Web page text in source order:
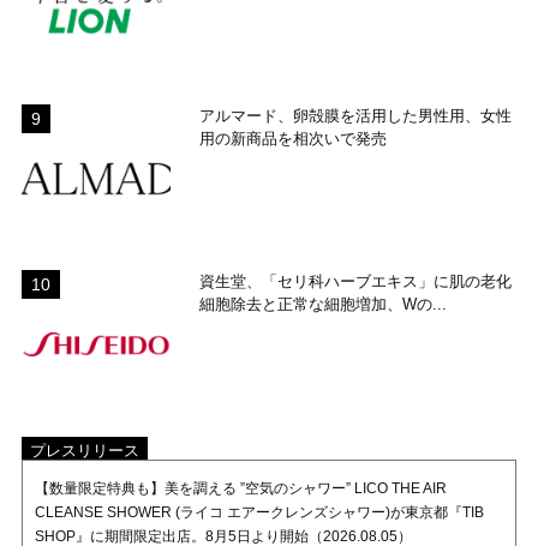
アルマード、卵殻膜を活用した男性用、女性
用の新商品を相次いで発売
資生堂、「セリ科ハーブエキス」に肌の老化
細胞除去と正常な細胞増加、Wの...
プレスリリース
【数量限定特典も】美を調える ”空気のシャワー” LICO THE AIR
CLEANSE SHOWER (ライコ エアークレンズシャワー)が東京都『TIB
SHOP』に期間限定出店。8月5日より開始（2026.08.05）